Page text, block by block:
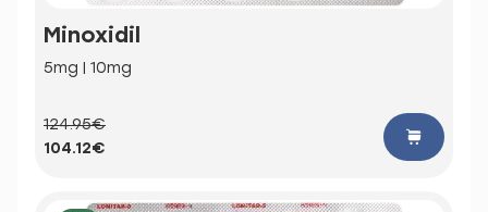
Minoxidil
5mg | 10mg
124.95€
104.12€